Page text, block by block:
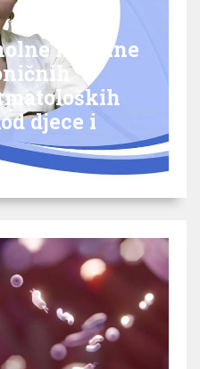
kiseline
djece i